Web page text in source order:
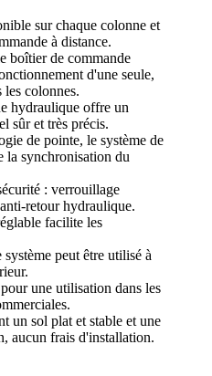
sur chaque colonne et
à distance.
boîtier de commande
d'une seule,
les colonnes.
hydraulique offre un
sûr et très précis.
de pointe, le système de
la synchronisation du
: verrouillage
retour hydraulique.
facilite les
peut être utilisé à
une utilisation dans les
un sol plat et stable et une
aucun frais d'installation.